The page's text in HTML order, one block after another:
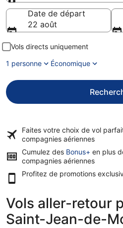
Destination
Date de départ
22 août
Vols directs uniquement
1 personne
Économique
Faites votre choix de vol
compagnies aériennes
Cumulez des Bonus+ en plus
compagnies aériennes
Profitez de promotions
Vols aller-retour
Saint-Jean-de-